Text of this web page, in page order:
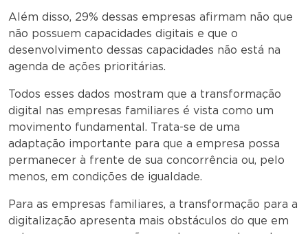
Além disso, 29% dessas empresas afirmam não que
não possuem capacidades digitais e que o
desenvolvimento dessas capacidades não está na
agenda de ações prioritárias.
Todos esses dados mostram que a transformação
digital nas empresas familiares é vista como um
movimento fundamental. Trata-se de uma
adaptação importante para que a empresa possa
permanecer à frente de sua concorrência ou, pelo
menos, em condições de igualdade.
Para as empresas familiares, a transformação para a
digitalização apresenta mais obstáculos do que em